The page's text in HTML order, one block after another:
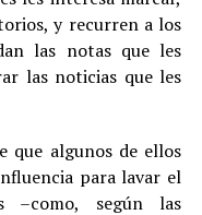
y recurren a los
las notas que les
las noticias que les
que algunos de ellos
para lavar el
según las